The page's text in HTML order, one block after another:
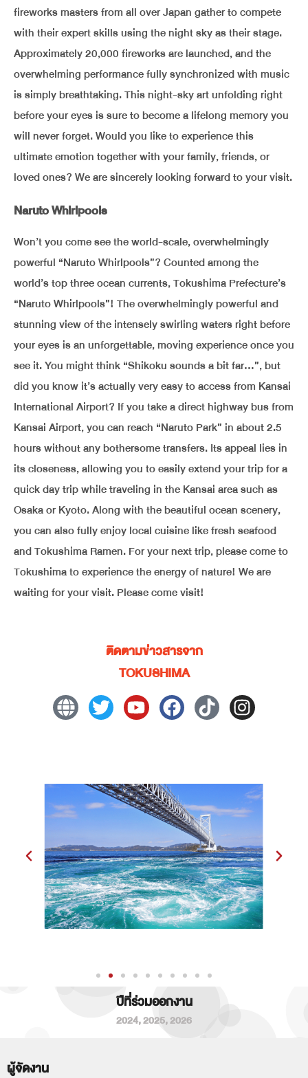
fireworks masters from all over Japan gather to compete
with their expert skills using the night sky as their stage.
Approximately 20,000 fireworks are launched, and the
overwhelming performance fully synchronized with music
is simply breathtaking. This night-sky art unfolding right
before your eyes is sure to become a lifelong memory you
will never forget. Would you like to experience this
ultimate emotion together with your family, friends, or
loved ones? We are sincerely looking forward to your visit.
Naruto Whirlpools
Won’t you come see the world-scale, overwhelmingly
powerful “Naruto Whirlpools”? Counted among the
world’s top three ocean currents, Tokushima Prefecture’s
“Naruto Whirlpools”! The overwhelmingly powerful and
stunning view of the intensely swirling waters right before
your eyes is an unforgettable, moving experience once you
see it. You might think “Shikoku sounds a bit far…”, but
did you know it’s actually very easy to access from Kansai
International Airport? If you take a direct highway bus from
Kansai Airport, you can reach “Naruto Park” in about 2.5
hours without any bothersome transfers. Its appeal lies in
its closeness, allowing you to easily extend your trip for a
quick day trip while traveling in the Kansai area such as
Osaka or Kyoto. Along with the beautiful ocean scenery,
you can also fully enjoy local cuisine like fresh seafood
and Tokushima Ramen. For your next trip, please come to
Tokushima to experience the energy of nature! We are
waiting for your visit. Please come visit!
ติดตามข่าวสารจาก
TOKUSHIMA
ปีที่ร่วมออกงาน
2024,2025,2026
ผู้จัดงาน